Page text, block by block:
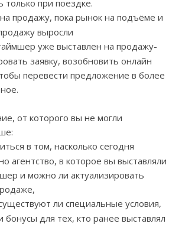
только при поездке.
продажу, пока рынок на подъёме и
выросли
уже выставлен на продажу-
заявку, возобновить онлайн
перевести предложение в более
от которого вы не могли
в том, насколько сегодня
агентство, в которое вы выставляли
и можно ли актуализировать
ли специальные условия,
бонусы для тех, кто ранее выставлял